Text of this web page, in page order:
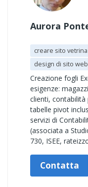
Aurora
creare sito vetrina
design di sito web
Creazione fogli
esigenze:
clienti, contabilità
tabelle pivot
servizi di
(associata a
730, ISEE,
Contatta